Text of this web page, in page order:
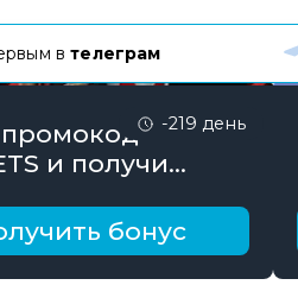
втелеграм
-219 день
и получи
бонус